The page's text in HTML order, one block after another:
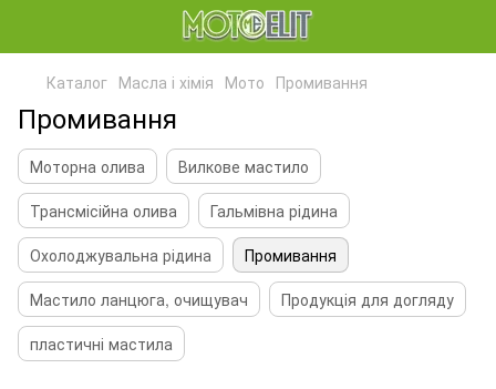
Каталог Масла і хімія Мото Промивання
Промивання
Моторна олива
Вилкове мастило
Трансмісійна олива
Гальмівна рідина
Охолоджувальна рідина
Промивання
Мастило ланцюга, очищувач
Продукція для догляду
пластичні мастила